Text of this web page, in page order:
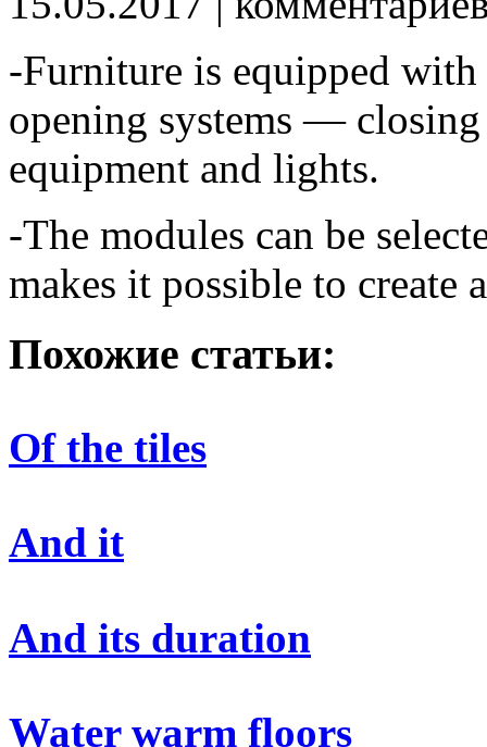
-Furniture is equipped
opening systems —
equipment and lights.
-The modules can be
makes it possible to create
Похожие статьи:
Of the tiles
And it
And its duration
Water warm floors